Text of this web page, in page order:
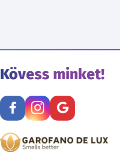
Kövess minket!